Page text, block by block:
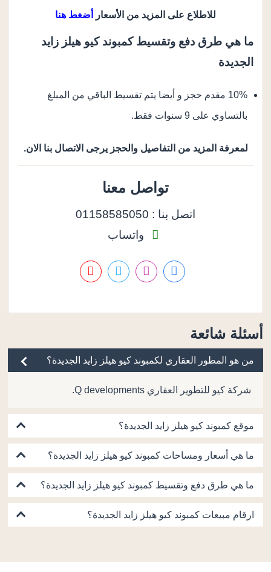
للاطلاع على المزيد من الأسعار أضغط هنا
ما هي طرق دفع وتقسيط كمبوند كيو هيلز زايد
الجديدة
10% مقدم حجز و أيضا يتم تقسيط الباقي من المبلغ
بالتساوي على 9 سنوات فقط.
لمعرفة المزيد من التفاصيل والحجز يرجى الاتصال بنا الان.
تواصل معنا
اتصل بنا : 01158585050
واتساب
أسئلة شائعة
من هو المطور العقاري لكمبوند كيو هيلز زايد الجديدة؟
شركة كيو للتطوير العقاري Q developments.
موقع كمبوند كيو هيلز زايد الجديدة؟
ما هي أسعار ومساحات كمبوند كيو هيلز زايد الجديدة؟
ما هي طرق دفع وتقسيط كمبوند كيو هيلز زايد الجديدة؟
ارقام مبيعات كمبوند كيو هيلز زايد الجديدة؟